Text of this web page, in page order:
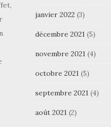
janvier 2022 (3)
décembre 2021(5)
novembre 2021(4)
octobre 2021(5)
septembre 2021(4)
août 2021(2)